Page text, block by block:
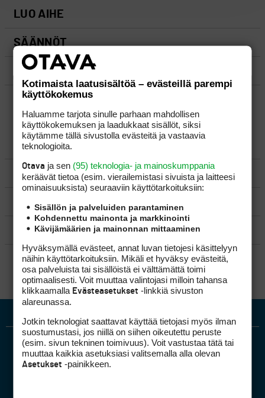
LUO AIHE
SÄÄNNÖT
OHJEET
UUSIMMAT VIESTIKETJUT
YLEISTÄ
VÄLINEET
MATKAILU
KILPAGOLF & HARJOITTELU
SÄÄNNÖT
Kotimaista laatusisältöä – evästeillä parempi
käyttökokemus
Haluamme tarjota sinulle parhaan mahdollisen
käyttökokemuksen ja laadukkaat sisällöt, siksi
käytämme tällä sivustolla evästeitä ja vastaavia
teknologioita.
Otava ja sen (95) teknologia- ja mainoskumppania
keräävät tietoa (esim. vierailemis­tasi sivuista ja laitteesi
ominaisuuk­sista) seuraaviin käyttötarkoituksiin:
Sisällön ja palveluiden parantaminen
Kohdennettu mainonta ja markkinointi
Kävijämäärien ja mainonnan mittaaminen
Hyväksymällä evästeet, annat luvan tietojesi käsittelyyn
näihin käyttötarkoituksiin. Mikäli et hyväksy evästeitä,
osa palveluista tai sisällöistä ei välttämättä toimi
optimaalisesti. Voit muuttaa valintojasi milloin tahansa
klikkaamalla Evästeasetukset -linkkiä sivuston
alareunassa.
Jotkin teknologiat saattavat käyttää tietojasi myös ilman
suostumustasi, jos niillä on siihen oikeutettu peruste
(esim. sivun tekninen toimivuus). Voit vastustaa tätä tai
muuttaa kaikkia asetuksiasi valitsemalla alla olevan
Asetukset -painikkeen.